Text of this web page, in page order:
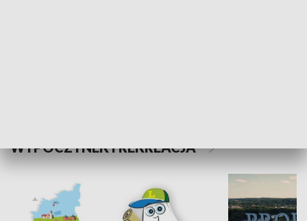
WYPOCZYNEK I REKREACJA